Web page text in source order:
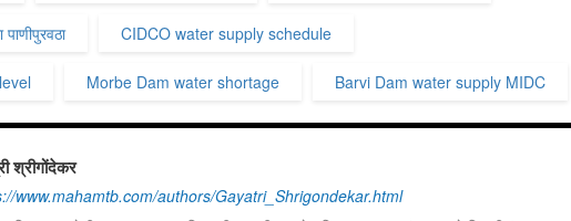
CIDCO water supply schedule
Morbe Dam water shortage Barvi Dam water supply MIDC
श्रीगोंदेकर
www.mahamtb.com/authors/Gayatri_Shrigondekar.html